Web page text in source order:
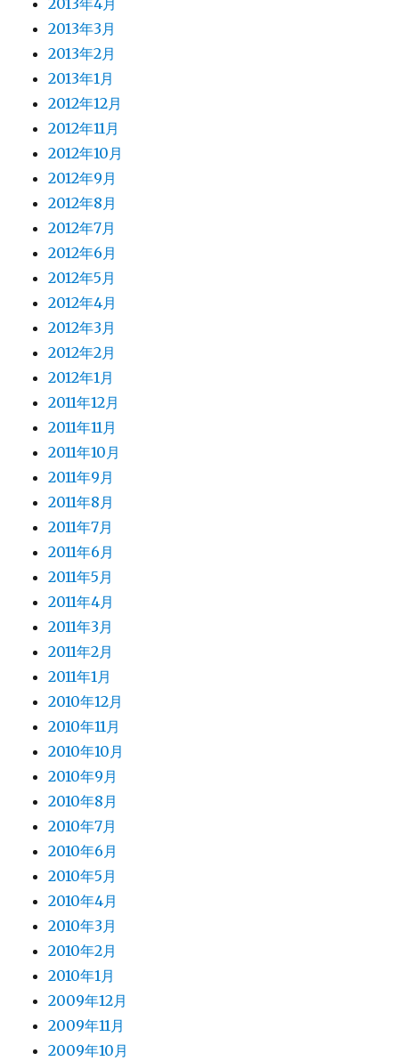
2013年4月
2013年3月
2013年2月
2013年1月
2012年12月
2012年11月
2012年10月
2012年9月
2012年8月
2012年7月
2012年6月
2012年5月
2012年4月
2012年3月
2012年2月
2012年1月
2011年12月
2011年11月
2011年10月
2011年9月
2011年8月
2011年7月
2011年6月
2011年5月
2011年4月
2011年3月
2011年2月
2011年1月
2010年12月
2010年11月
2010年10月
2010年9月
2010年8月
2010年7月
2010年6月
2010年5月
2010年4月
2010年3月
2010年2月
2010年1月
2009年12月
2009年11月
2009年10月